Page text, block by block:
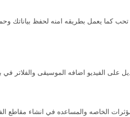
تحب كما يعمل بطريقه امنه لحفظ بياناتك
والاستمتاع بالمؤثرات الخاصه والمساعده في